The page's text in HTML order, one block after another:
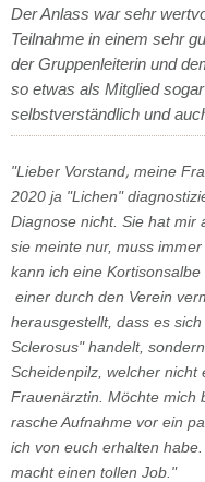
Der Anlass war sehr
Teilnahme in einem sehr
der Gruppenleiterin und
so etwas als Mitglied
selbstverständlich und
"Lieber Vorstand, meine
2020 ja "Lichen"
Diagnose nicht. Sie hat mir
sie meinte nur, muss
kann ich eine
einer durch den Verein
herausgestellt, dass es
Sclerosus" handelt,
Scheidenpilz, welcher
Frauenärztin. Möchte mich
rasche Aufnahme vor ein
ich von euch erhalten
macht einen tollen Job."